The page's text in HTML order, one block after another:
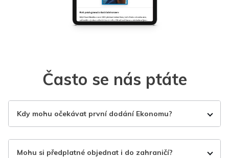
Často se nás ptáte
Kdy mohu očekávat první dodání Ekonomu?
Mohu si předplatné objednat i do zahraničí?